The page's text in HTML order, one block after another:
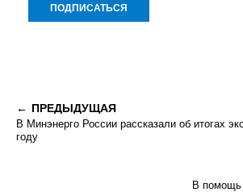
ПРЕДЫДУЩАЯ
В Минэнерго России рассказали об итогах
году
В помощь